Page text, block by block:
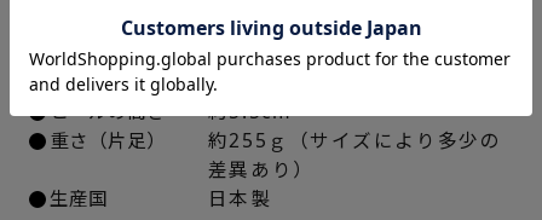
× 在庫なし
24cm △ 概ね１週間後に発送
24.5cm ○ 概ね１週間後に発送
25cm △ 概ね１週間後に発送
アッパー素材
牛革ヌバック
中敷き
合成皮革
ソール素材
ポリウレタン
ヒールの高さ
約5.5cm
重さ（片足）
約255ｇ（サイズにより多少の
差異あり）
生産国
日本製